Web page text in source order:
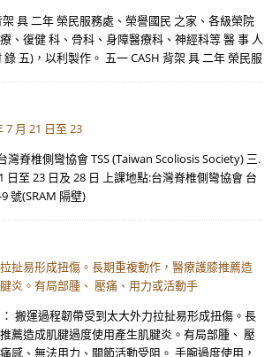
具 二年 榮民服務處、榮譽國民 之家、各級榮院
、復健 科、骨科、身障醫療科、神經科等 醫 事 人
錄 五)，以利製作。 五一 CASH 背架 具 二年 榮民服
7 月 21 日至 23
灣脊椎側彎協會 TSS (Taiwan Scoliosis Society) 三.
日至 23 日及 28 日 上課地點:台灣脊椎側彎協會 台
號(SRAM 隔壁)
扯易形成扭傷。長期重複動作，醫療護膝推薦造
炎。有局部腫、 壓痛、用力或活動手
搬運過程韌帶受到太大外力拉扯易形成扭傷。長
薦造成肌腱過度使用產生肌腱炎。有局部腫、 壓
感、無法用力、關節活動受阻。 手腕過度使用，